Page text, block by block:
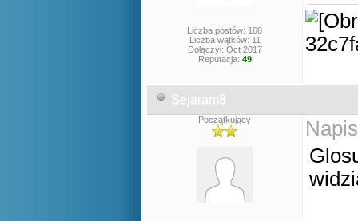
Liczba postów: 168
Liczba wątków: 11
Dołączył: Oct 2017
Reputacja: 49
Sejaram8
Początkujący